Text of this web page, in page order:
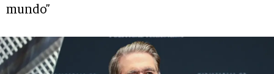
mundo”